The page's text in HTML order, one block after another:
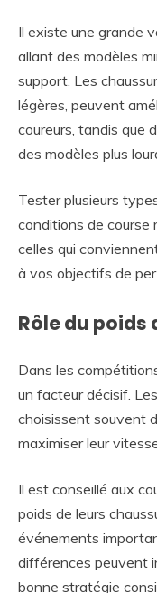
Il existe une grande
allant des modèles
support. Les
légères, peuvent
coureurs, tandis que
des modèles plus
Tester plusieurs
conditions de course
celles qui
à vos objectifs de
Rôle du
Dans les
un facteur décisif.
choisissent souvent
maximiser leur
Il est conseillé aux
poids de leurs
événements
différences peuvent
bonne stratégie